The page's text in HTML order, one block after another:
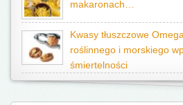
makaronach…
Kwasy tłuszczowe
roślinnego i morskiego
śmiertelności